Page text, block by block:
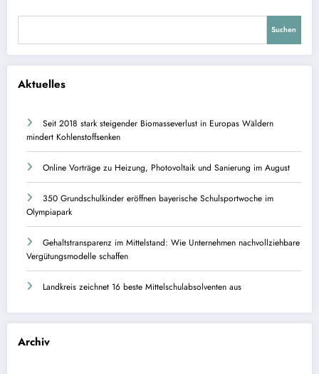
Suchen
Aktuelles
Seit 2018 stark steigender Biomasseverlust in Europas Wäldern
mindert Kohlenstoffsenken
Online Vorträge zu Heizung, Photovoltaik und Sanierung im August
350 Grundschulkinder eröffnen bayerische Schulsportwoche im
Olympiapark
Gehaltstransparenz im Mittelstand: Wie Unternehmen nachvollziehbare
Vergütungsmodelle schaffen
Landkreis zeichnet 16 beste Mittelschulabsolventen aus
Archiv